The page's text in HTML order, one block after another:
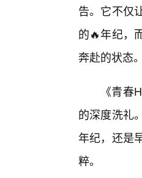
告。它不仅
的🔥年纪，
奔赴的状态。
《青
的深度洗礼
年纪，还是
粹。